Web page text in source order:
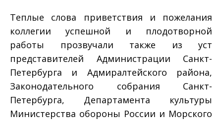
Теплые слова приветствия и пожелания
коллегии успешной и плодотворной
работы прозвучали также из уст
представителей Администрации Санкт-
Петербурга и Адмиралтейского района,
Законодательного собрания Санкт-
Петербурга, Департамента культуры
Министерства обороны России и Морского